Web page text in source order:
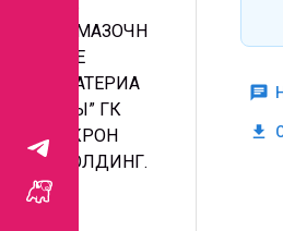
“СМАЗОЧН
ЫЕ
МАТЕРИА
ЛЫ” ГК
АКРОН
ХОЛДИНГ.
chat
get_app